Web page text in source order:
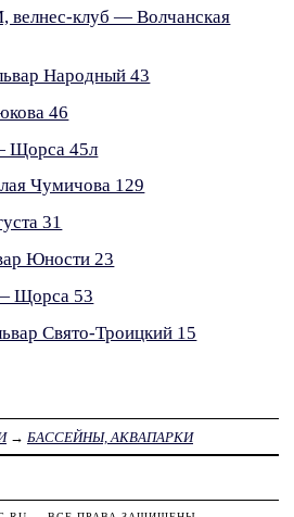
велнес-клуб — Волчанская
Народный 43
46
Щорса 45л
Чумичова 129
31
Юности 23
Щорса 53
Свято-Троицкий 15
→ БАССЕЙНЫ, АКВАПАРКИ